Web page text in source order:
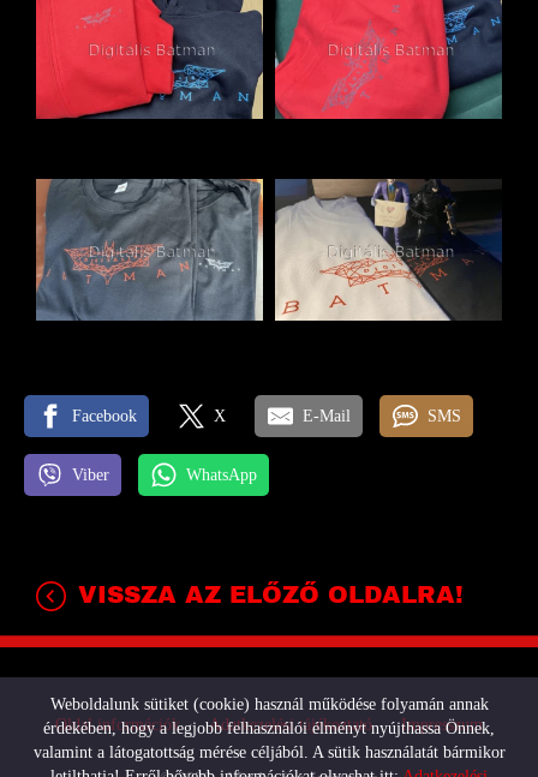
Facebook X E-Mail SMS
Viber WhatsApp
VISSZA AZ ELŐZŐ OLDALRA!
Oldal információk Adatkezelési tájékoztató Impresszum
Weboldalunk sütiket (cookie) használ működése folyamán annak
érdekében, hogy a legjobb felhasználói élményt nyújthassa Önnek,
valamint a látogatottság mérése céljából. A sütik használatát bármikor